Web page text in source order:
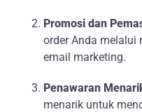
Promosi dan
order Anda melalui
email marketing.
Penawaran
menarik untuk